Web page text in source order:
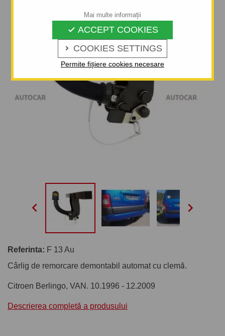
 COOKIES SETTINGS
 ACCEPT COOKIES
Permite fișiere cookies necesare
Mai multe informații
 
Referinta: F 13 Au
Cârlig de remorcare demontabil automat cu clemă.
Citroen Berlingo, VAN. 10.1996 - 12.2009
Descrierea completă a produsului